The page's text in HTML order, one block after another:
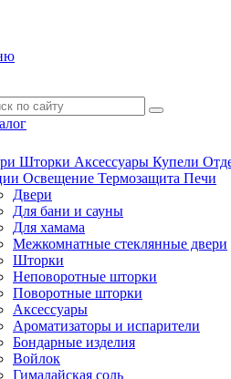
Шторки Аксессуары Купели
Освещение Термозащита Печи
Двери
Для бани и сауны
Для хамама
Межкомнатные стеклянные двери
Шторки
Неповоротные шторки
Поворотные шторки
Аксессуары
Ароматизаторы и испарители
Бондарные изделия
Войлок
Гималайская соль